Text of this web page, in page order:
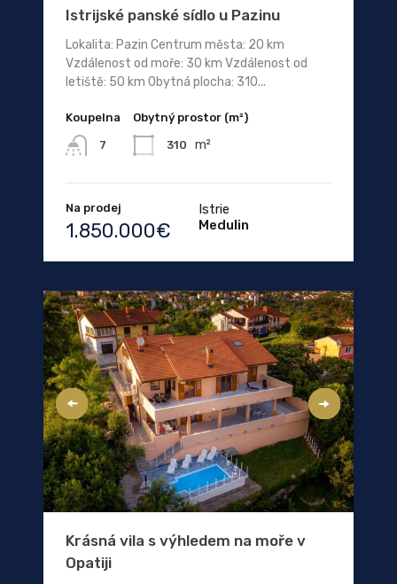
Istrijské panské sídlo u Pazinu
Lokalita: Pazin Centrum města: 20 km
Vzdálenost od moře: 30 km Vzdálenost od
letiště: 50 km Obytná plocha: 310...
Koupelna
7
Obytný prostor (m²)
310 m²
Na prodej
1.850.000€
Istrie
Medulin
Krásná vila s výhledem na moře v
Opatiji